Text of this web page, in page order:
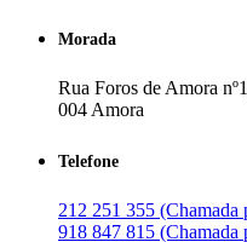
Morada
Rua Foros de Amora
004 Amora
Telefone
212 251 355 (Chamada
918 847 815 (Chamada